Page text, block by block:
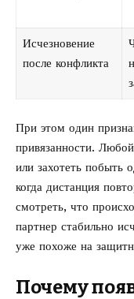
Исчезновение
после конфликта
При этом один
привязанности.
или захотеть побыть
когда дистанция
смотреть, что
партнер стабильно
уже похоже на
Почему